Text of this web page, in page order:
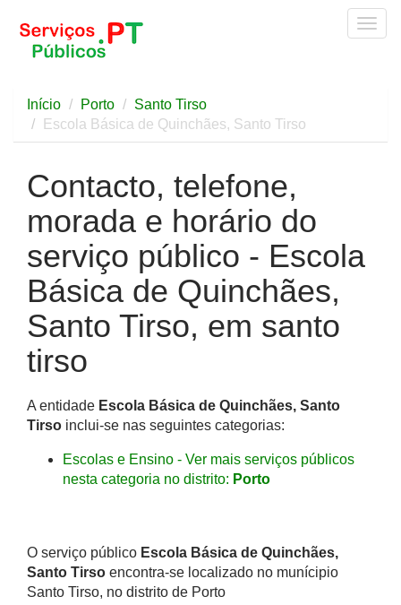
Início Porto
Santo Tirso
Escola Básica de Quinchães, Santo Tirso
Contacto, telefone,
morada e horário do
serviço público - Escola
Básica de Quinchães,
Santo Tirso, em santo
tirso
A entidade Escola Básica de Quinchães, Santo
Tirso inclui-se nas seguintes categorias:
Escolas e Ensino - Ver mais serviços públicos
nesta categoria no distrito: Porto
O serviço público Escola Básica de Quinchães,
Santo Tirso encontra-se localizado no munícipio
Santo Tirso, no distrito de Porto